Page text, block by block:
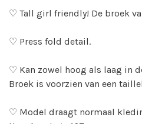
♡ Tall girl friendly! De broek
♡ Press fold detail.
♡ Kan zowel hoog als laag in
Broek is voorzien van een
♡ Model draagt normaal